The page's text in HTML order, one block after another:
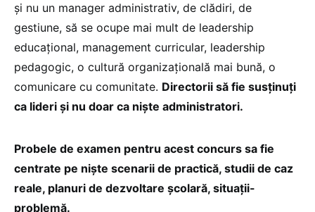
și nu un manager administrativ, de clădiri, de
gestiune, să se ocupe mai mult de leadership
educațional, management curricular, leadership
pedagogic, o cultură organizațională mai bună, o
comunicare cu comunitate. Directorii să fie susținuți
ca lideri și nu doar ca niște administratori.
Probele de examen pentru acest concurs sa fie
centrate pe niște scenarii de practică, studii de caz
reale, planuri de dezvoltare școlară, situații-
problemă.